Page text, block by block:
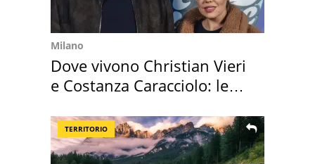
Milano
Dove vivono Christian Vieri
e Costanza Caracciolo: le
TERRITORIO